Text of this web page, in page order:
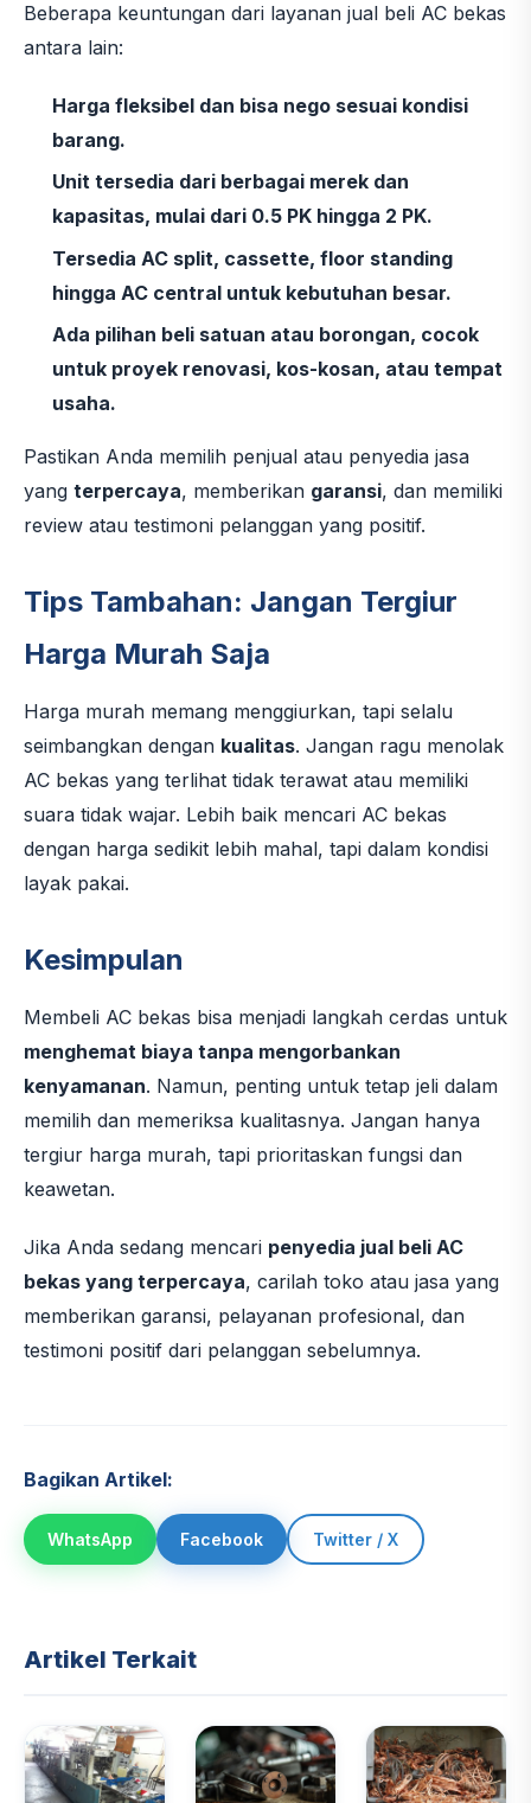
Beberapa keuntungan dari layanan jual beli AC bekas
antara lain:
Harga fleksibel dan bisa nego sesuai kondisi
barang.
Unit tersedia dari berbagai merek dan
kapasitas, mulai dari 0.5 PK hingga 2 PK.
Tersedia AC split, cassette, floor standing
hingga AC central untuk kebutuhan besar.
Ada pilihan beli satuan atau borongan, cocok
untuk proyek renovasi, kos-kosan, atau tempat
usaha.
Pastikan Anda memilih penjual atau penyedia jasa
yang terpercaya, memberikan garansi, dan memiliki
review atau testimoni pelanggan yang positif.
Tips Tambahan: Jangan Tergiur
Harga Murah Saja
Harga murah memang menggiurkan, tapi selalu
seimbangkan dengan kualitas. Jangan ragu menolak
AC bekas yang terlihat tidak terawat atau memiliki
suara tidak wajar. Lebih baik mencari AC bekas
dengan harga sedikit lebih mahal, tapi dalam kondisi
layak pakai.
Kesimpulan
Membeli AC bekas bisa menjadi langkah cerdas untuk
menghemat biaya tanpa mengorbankan
kenyamanan. Namun, penting untuk tetap jeli dalam
memilih dan memeriksa kualitasnya. Jangan hanya
tergiur harga murah, tapi prioritaskan fungsi dan
keawetan.
Jika Anda sedang mencari penyedia jual beli AC
bekas yang terpercaya, carilah toko atau jasa yang
memberikan garansi, pelayanan profesional, dan
testimoni positif dari pelanggan sebelumnya.
Bagikan Artikel:
WhatsApp Facebook Twitter / X
Artikel Terkait